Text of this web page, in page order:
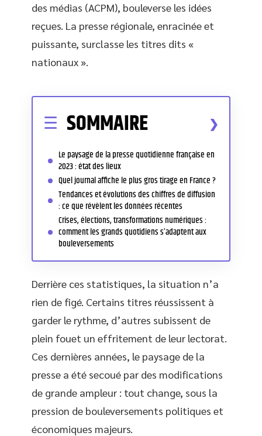
des médias (ACPM), bouleverse les idées
reçues. La presse régionale, enracinée et
puissante, surclasse les titres dits «
nationaux ».
SOMMAIRE
Le paysage de la presse quotidienne française en
2023 : état des lieux
Quel journal affiche le plus gros tirage en France ?
Tendances et évolutions des chiffres de diffusion
: ce que révèlent les données récentes
Crises, élections, transformations numériques :
comment les grands quotidiens s’adaptent aux
bouleversements
Derrière ces statistiques, la situation n’a
rien de figé. Certains titres réussissent à
garder le rythme, d’autres subissent de
plein fouet un effritement de leur lectorat.
Ces dernières années, le paysage de la
presse a été secoué par des modifications
de grande ampleur : tout change, sous la
pression de bouleversements politiques et
économiques majeurs.